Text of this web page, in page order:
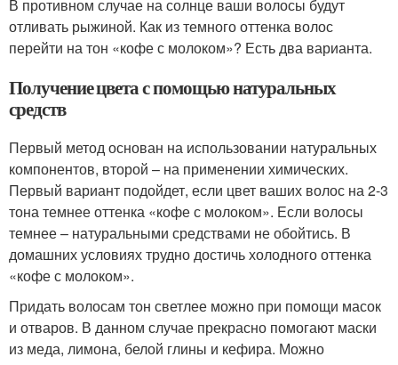
В противном случае на солнце ваши волосы будут
отливать рыжиной. Как из темного оттенка волос
перейти на тон «кофе с молоком»? Есть два варианта.
Получение цвета с помощью натуральных
средств
Первый метод основан на использовании натуральных
компонентов, второй – на применении химических.
Первый вариант подойдет, если цвет ваших волос на 2-3
тона темнее оттенка «кофе с молоком». Если волосы
темнее – натуральными средствами не обойтись. В
домашних условиях трудно достичь холодного оттенка
«кофе с молоком».
Придать волосам тон светлее можно при помощи масок
и отваров. В данном случае прекрасно помогают маски
из меда, лимона, белой глины и кефира. Можно